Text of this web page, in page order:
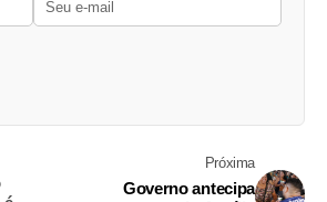
Próxima
Governo antecipa